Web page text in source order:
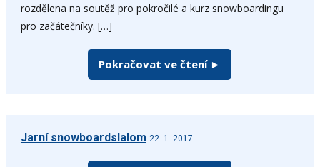
rozdělena na soutěž pro pokročilé a kurz snowboardingu
pro začátečníky. […]
Pokračovat ve čtení ►
Jarní snowboardslalom 22. 1. 2017